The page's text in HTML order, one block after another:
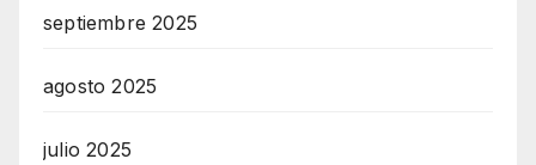
septiembre 2025
agosto 2025
julio 2025